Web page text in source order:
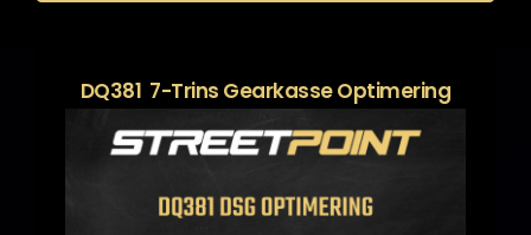
DQ381 7-Trins Gearkasse Optimering